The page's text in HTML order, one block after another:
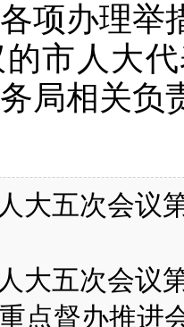
项办理举
人大代
局相关负
大五次会议
大五次会议
点督办推进